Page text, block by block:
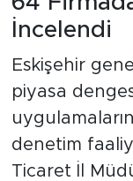
İncelendi
Eskişehir
piyasa
denetim
Ticaret İl